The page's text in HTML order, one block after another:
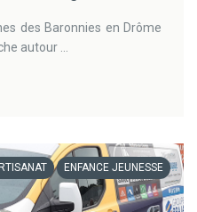
des Baronnies en Drôme
autour ...
ENFANCE JEUNESSE